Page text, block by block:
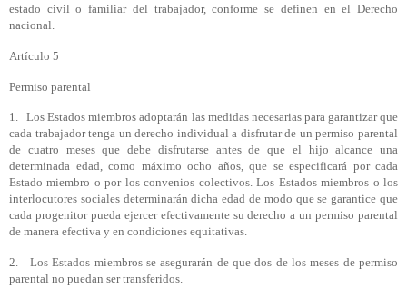
estado civil o familiar del trabajador, conforme se definen en el Derecho
nacional.
Artículo 5
Permiso parental
1. Los Estados miembros adoptarán las medidas necesarias para garantizar que
cada trabajador tenga un derecho individual a disfrutar de un permiso parental
de cuatro meses que debe disfrutarse antes de que el hijo alcance una
determinada edad, como máximo ocho años, que se especificará por cada
Estado miembro o por los convenios colectivos. Los Estados miembros o los
interlocutores sociales determinarán dicha edad de modo que se garantice que
cada progenitor pueda ejercer efectivamente su derecho a un permiso parental
de manera efectiva y en condiciones equitativas.
2. Los Estados miembros se asegurarán de que dos de los meses de permiso
parental no puedan ser transferidos.